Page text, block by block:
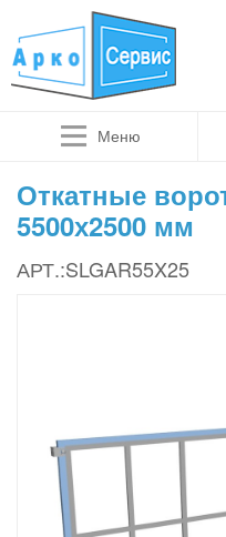
Меню
Откатные
5500х2500 мм
АРТ.:SLGAR55X25